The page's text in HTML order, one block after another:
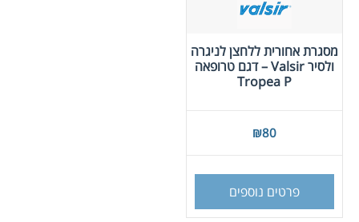
מסגרת אחורית ללחצן לניגרה
ולסיר Valsir – דגם טרופאה
Tropea P
₪80
פרטים נוספים